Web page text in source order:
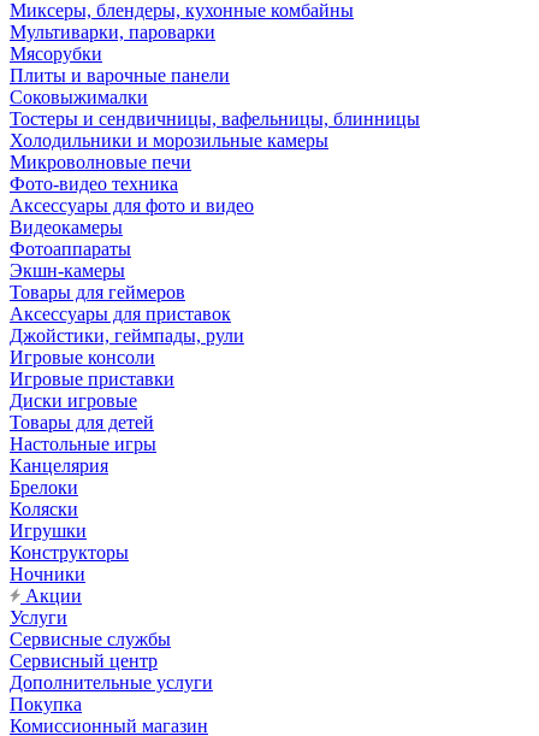
Миксеры, блендеры, кухонные комбайны
Мультиварки, пароварки
Мясорубки
Плиты и варочные панели
Соковыжималки
Тостеры и сендвичницы, вафельницы, блинницы
Холодильники и морозильные камеры
Микроволновые печи
Фото-видео техника
Аксессуары для фото и видео
Видеокамеры
Фотоаппараты
Экшн-камеры
Товары для геймеров
Аксессуары для приставок
Джойстики, геймпады, рули
Игровые консоли
Игровые приставки
Диски игровые
Товары для детей
Настольные игры
Канцелярия
Брелоки
Коляски
Игрушки
Конструкторы
Ночники
Акции
Услуги
Сервисные службы
Сервисный центр
Дополнительные услуги
Покупка
Комиссионный магазин